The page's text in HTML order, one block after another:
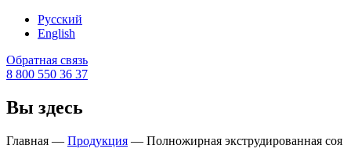
Русский
English
Обратная связь
8 800 550 36 37
Вы здесь
Главная — Продукция — Полножирная экструдированная соя